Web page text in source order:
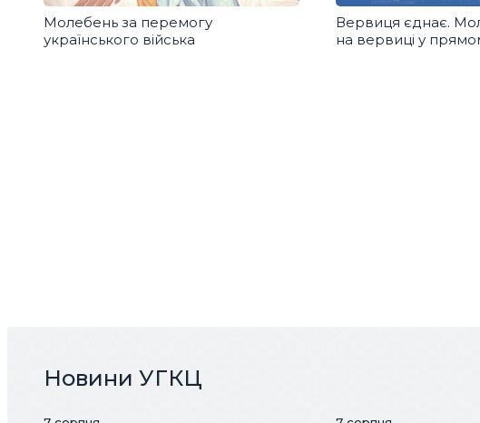
Молебень за перемогу
українського війська
Вервиця єднає.
на вервиці у
Новини УГКЦ